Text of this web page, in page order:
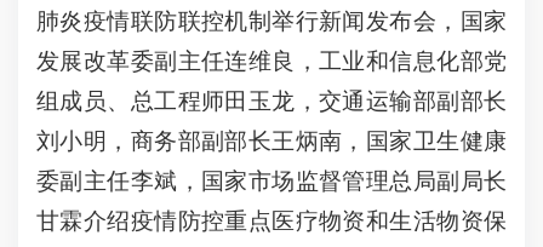
肺炎疫情联防联控机制举行新闻发布会，国家
发展改革委副主任连维良，工业和信息化部党
组成员、总工程师田玉龙，交通运输部副部长
刘小明，商务部副部长王炳南，国家卫生健康
委副主任李斌，国家市场监督管理总局副局长
甘霖介绍疫情防控重点医疗物资和生活物资保